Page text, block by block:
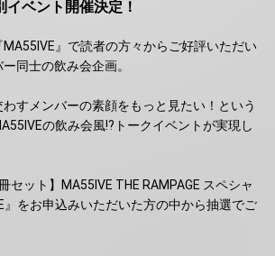
イベント開催決定！
』で読者の方々からご好評いただい
同士の飲み会企画。
すメンバーの素顔をもっと見たい！という
の飲み会風!?トークイベントが実現し
セット】MA55IVE THE RAMPAGE スペシャ
』をお申込みいただいた方の中から抽選でご